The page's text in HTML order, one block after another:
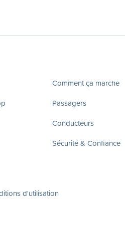
Comment ça marche
Passagers
Conducteurs
Sécurité & Confiance
d'utilisation